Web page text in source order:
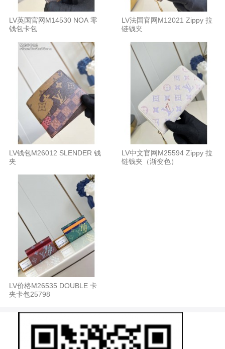
LV英国官网M14530 NOA 零
钱包卡包
LV法国官网M12021 Zippy 拉
链钱夹
LV钱包M26012 SLENDER 钱
夹
LV中文官网M25594 Zippy 拉
链钱夹（渐变色）
LV价格M26535 DOUBLE 卡
夹卡包25798